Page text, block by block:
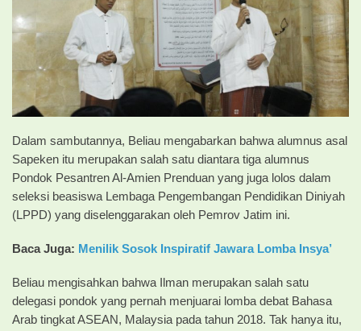
Dalam sambutannya, Beliau mengabarkan bahwa alumnus asal
Sapeken itu merupakan salah satu diantara tiga alumnus
Pondok Pesantren Al-Amien Prenduan yang juga lolos dalam
seleksi beasiswa Lembaga Pengembangan Pendidikan Diniyah
(LPPD) yang diselenggarakan oleh Pemrov Jatim ini.
Baca Juga: Menilik Sosok Inspiratif Jawara Lomba Insya’
Beliau mengisahkan bahwa Ilman merupakan salah satu
delegasi pondok yang pernah menjuarai lomba debat Bahasa
Arab tingkat ASEAN, Malaysia pada tahun 2018. Tak hanya itu,